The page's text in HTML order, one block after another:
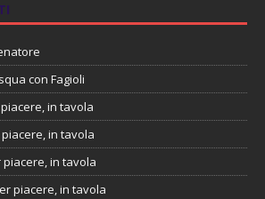
con Fagioli
in tavola
in tavola
piacere, in tavola
piacere, in tavola